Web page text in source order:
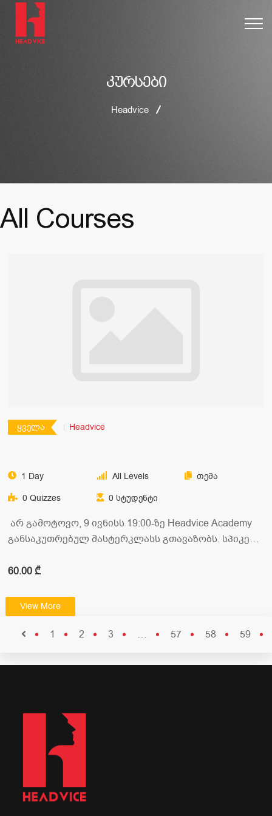
კურსები
Headvice
All Courses
ყველა Headvice
1 Day All Levels
Თემა
0 Quizzes
0 Სტუდენტი
არ გამოტოვო, 9 ივნისს 19:00-ზე Headvice Academy
განსაკუთრებულ მასტერკლასს გთავაზობს. სპიკერი
60.00 ₾
View More
1 2 3 … 57 58 59